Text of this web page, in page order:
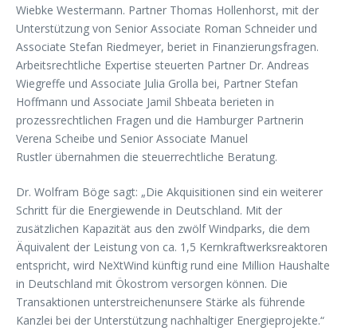
Wiebke Westermann. Partner Thomas Hollenhorst, mit der
Unterstützung von Senior Associate Roman Schneider und
Associate Stefan Riedmeyer, beriet in Finanzierungsfragen.
Arbeitsrechtliche Expertise steuerten Partner Dr. Andreas
Wiegreffe und Associate Julia Grolla bei, Partner Stefan
Hoffmann und Associate Jamil Shbeata berieten in
prozessrechtlichen Fragen und die Hamburger Partnerin
Verena Scheibe und Senior Associate Manuel
Rustler übernahmen die steuerrechtliche Beratung.
Dr. Wolfram Böge sagt: „Die Akquisitionen sind ein weiterer
Schritt für die Energiewende in Deutschland. Mit der
zusätzlichen Kapazität aus den zwölf Windparks, die dem
Äquivalent der Leistung von ca. 1,5 Kernkraftwerksreaktoren
entspricht, wird NeXtWind künftig rund eine Million Haushalte
in Deutschland mit Ökostrom versorgen können. Die
Transaktionen unterstreichenunsere Stärke als führende
Kanzlei bei der Unterstützung nachhaltiger Energieprojekte.“